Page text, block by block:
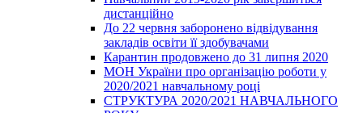
дистанційно
До 22 червня заборонено відвідування
закладів освіти її здобувачами
Карантин продовжено до 31 липня 2020
МОН України про організацію роботи у
2020/2021 навчальному році
СТРУКТУРА 2020/2021 НАВЧАЛЬНОГО